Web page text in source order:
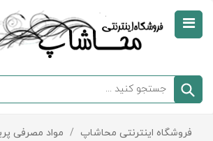
سبد
فروشگاه اینترنتی محاشاپ / مواد مصرفی